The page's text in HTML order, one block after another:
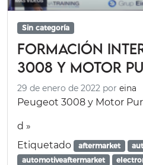
Sin categoría
Formación
3008 y Motor
29 de enero de 2022 por eina
Peugeot 3008 y Motor
d »
Etiquetado
aftermarket
automotiveaftermarket